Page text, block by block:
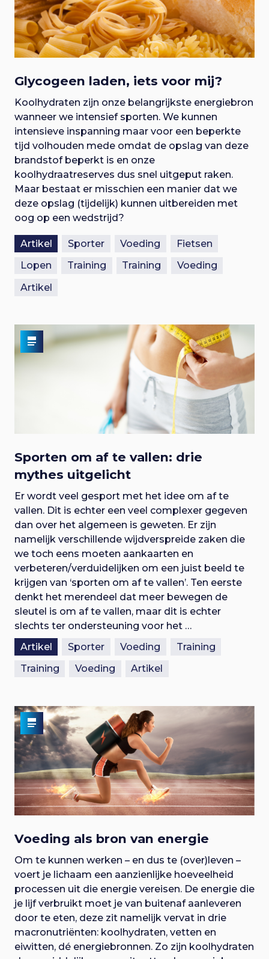
Glycogeen laden, iets voor mij?
Koolhydraten zijn onze belangrijkste energiebron
wanneer we intensief sporten. We kunnen
intensieve inspanning maar voor een beperkte
tijd volhouden mede omdat de opslag van deze
brandstof beperkt is en onze
koolhydraatreserves dus snel uitgeput raken.
Maar bestaat er misschien een manier dat we
deze opslag (tijdelijk) kunnen uitbereiden met
oog op een wedstrijd?
Artikel Sporter Voeding
Fietsen
Lopen
Training Training
Voeding
Artikel
Sporten om af te vallen: drie
mythes uitgelicht
Er wordt veel gesport met het idee om af te
vallen. Dit is echter een veel complexer gegeven
dan over het algemeen is geweten. Er zijn
namelijk verschillende wijdverspreide zaken die
we toch eens moeten aankaarten en
verbeteren/verduidelijken om een juist beeld te
krijgen van ‘sporten om af te vallen’. Ten eerste
denkt het merendeel dat meer bewegen de
sleutel is om af te vallen, maar dit is echter
slechts ter ondersteuning voor het …
Artikel
Sporter Voeding
Training
Training
Voeding Artikel
Voeding als bron van energie
Om te kunnen werken – en dus te (over)leven –
voert je lichaam een aanzienlijke hoeveelheid
processen uit die energie vereisen. De energie die
je lijf verbruikt moet je van buitenaf aanleveren
door te eten, deze zit namelijk vervat in drie
macronutriënten: koolhydraten, vetten en
eiwitten, dé energiebronnen. Zo zijn koolhydraten